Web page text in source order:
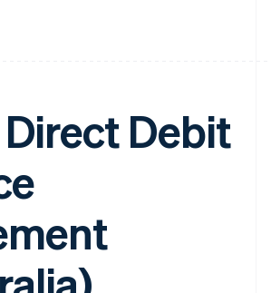
Direct Debit